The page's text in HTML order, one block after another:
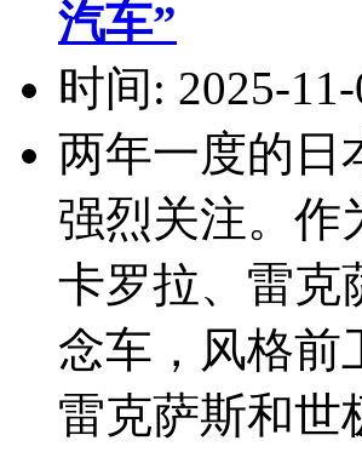
汽车”
时间: 2025-
两年一度的日
强烈关注。作
卡罗拉、雷克
念车，风格前
雷克萨斯和世